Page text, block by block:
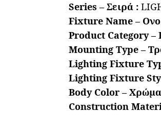
Series – Σειρά :
Fixture Name –
Product Category –
Mounting Type –
Lighting Fixture
Lighting Fixture
Body Color –
Construction